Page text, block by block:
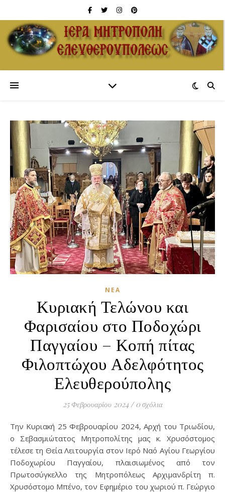
ΝΈΑ
Κυριακή Τελώνου και
Φαρισαίου στο Ποδοχώρι
Παγγαίου – Κοπή πίτας
Φιλοπτώχου Αδελφότητος
Ελευθερούπολης
25 Φεβρουαρίου 2024 / 0 σχόλια
Την Κυριακή 25 Φεβρουαρίου 2024, Αρχή του Τριωδίου,
ο Σεβασμιώτατος Μητροπολίτης μας κ. Χρυσόστομος
τέλεσε τη Θεία Λειτουργία στον Ιερό Ναό Αγίου Γεωργίου
Ποδοχωρίου Παγγαίου, πλαισιωμένος από τον
Πρωτοσύγκελλο της Μητροπόλεως Αρχιμανδρίτη π.
Χρυσόστομο Μπένο, τον Εφημέριο του χωριού π. Γεώργιο